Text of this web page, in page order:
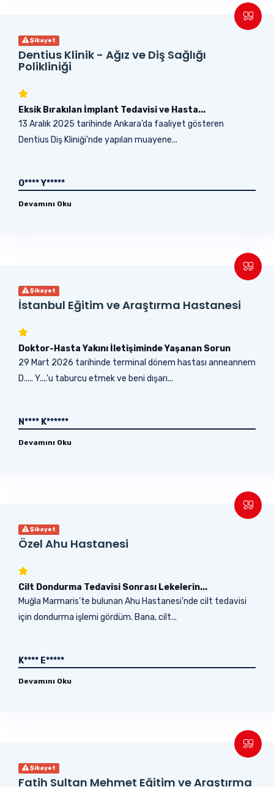
Şikayet
Dentius Klinik - Ağız ve Diş Sağlığı
Polikliniği
Eksik Bırakılan İmplant Tedavisi ve Hasta...
13 Aralık 2025 tarihinde Ankara’da faaliyet gösteren
Dentius Diş Kliniği’nde yapılan muayene...
O**** Y*****
Devamını Oku
Şikayet
İstanbul Eğitim ve Araştırma Hastanesi
Doktor-Hasta Yakını İletişiminde Yaşanan Sorun
29 Mart 2026 tarihinde terminal dönem hastası anneannem
D..... Y....’u taburcu etmek ve beni dışarı...
N**** K******
Devamını Oku
Şikayet
Özel Ahu Hastanesi
Cilt Dondurma Tedavisi Sonrası Lekelerin...
Muğla Marmaris’te bulunan Ahu Hastanesi’nde cilt tedavisi
için dondurma işlemi gördüm. Bana, cilt...
K**** E*****
Devamını Oku
Şikayet
Fatih Sultan Mehmet Eğitim ve Araştırma